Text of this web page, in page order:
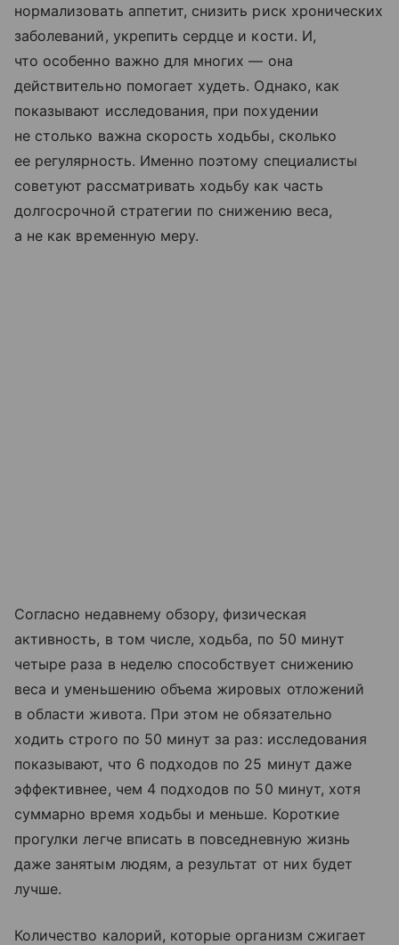
нормализовать аппетит, снизить риск хронических
заболеваний, укрепить сердце и кости. И,
что особенно важно для многих — она
действительно помогает худеть. Однако, как
показывают исследования, при похудении
не столько важна скорость ходьбы, сколько
ее регулярность. Именно поэтому специалисты
советуют рассматривать ходьбу как часть
долгосрочной стратегии по снижению веса,
а не как временную меру.
Согласно недавнему обзору, физическая
активность, в том числе, ходьба, по 50 минут
четыре раза в неделю способствует снижению
веса и уменьшению объема жировых отложений
в области живота. При этом не обязательно
ходить строго по 50 минут за раз: исследования
показывают, что 6 подходов по 25 минут даже
эффективнее, чем 4 подходов по 50 минут, хотя
суммарно время ходьбы и меньше. Короткие
прогулки легче вписать в повседневную жизнь
даже занятым людям, а результат от них будет
лучше.
Количество калорий, которые организм сжигает